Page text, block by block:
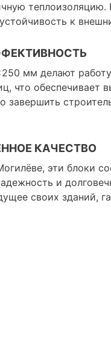
к
мм делают
что обеспечивает
завершить
КАЧЕСТВО
эти блоки
и
своих зданий,